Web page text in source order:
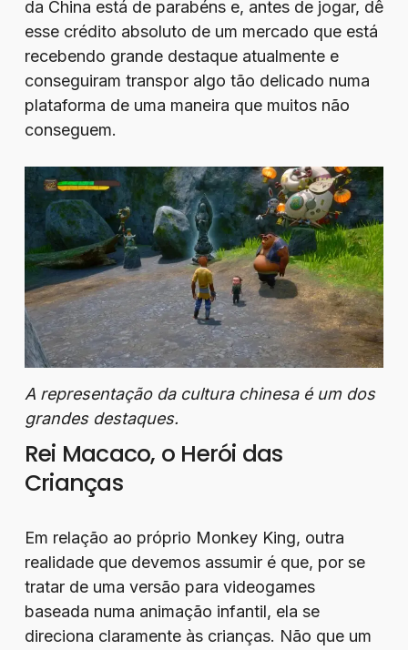
da China está de parabéns e, antes de jogar, dê
esse crédito absoluto de um mercado que está
recebendo grande destaque atualmente e
conseguiram transpor algo tão delicado numa
plataforma de uma maneira que muitos não
conseguem.
A representação da cultura chinesa é um dos
grandes destaques.
Rei Macaco, o Herói das
Crianças
Em relação ao próprio Monkey King, outra
realidade que devemos assumir é que, por se
tratar de uma versão para videogames
baseada numa animação infantil, ela se
direciona claramente às crianças. Não que um